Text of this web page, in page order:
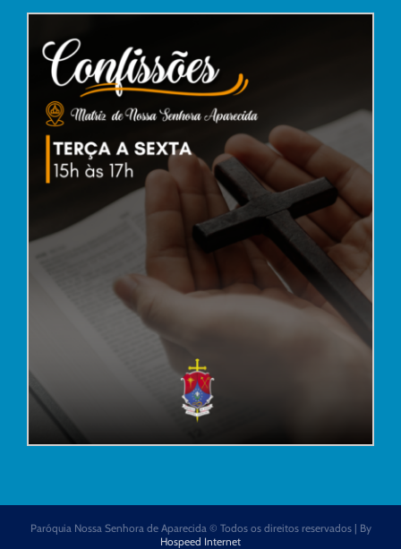
Paróquia Nossa Senhora de Aparecida © Todos os direitos reservados | By
Hospeed Internet